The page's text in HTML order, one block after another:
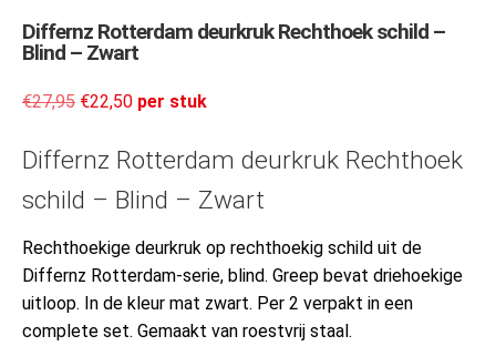
Differnz Rotterdam deurkruk Rechthoek schild –
Blind – Zwart
€27,95 €22,50 per stuk
Differnz Rotterdam deurkruk Rechthoek
schild – Blind – Zwart
Rechthoekige deurkruk op rechthoekig schild uit de
Differnz Rotterdam-serie, blind. Greep bevat driehoekige
uitloop. In de kleur mat zwart. Per 2 verpakt in een
complete set. Gemaakt van roestvrij staal.